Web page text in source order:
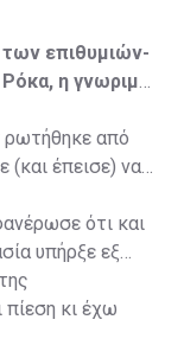
επιθυμιών-
η γνωριμία
ρωτήθηκε από
(και έπεισε) να
ότι και
υπήρξε εξ
κι έχω